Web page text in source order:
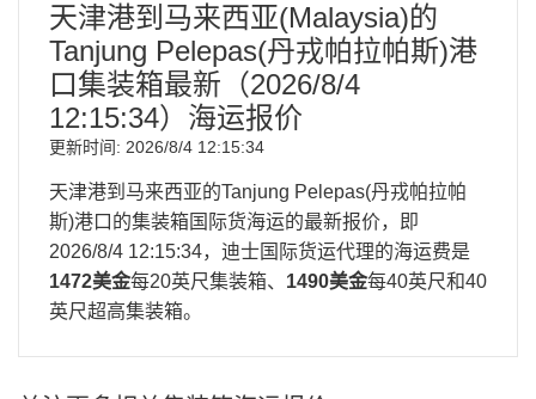
天津港到马来西亚(Malaysia)的
Tanjung Pelepas(丹戎帕拉帕斯)港
口集装箱最新（2026/8/4
12:15:34）海运报价
更新时间: 2026/8/4 12:15:34
天津港到马来西亚的Tanjung Pelepas(丹戎帕拉帕
斯)港口的集装箱国际货海运的最新报价，即
2026/8/4 12:15:34，迪士国际货运代理的海运费是
1472美金每20英尺集装箱、 1490美金每40英尺和40
英尺超高集装箱。